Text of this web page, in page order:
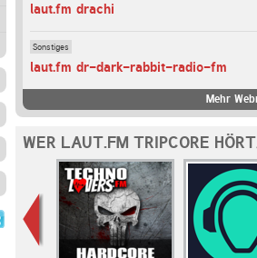
laut.fm drachi
Sonstiges
laut.fm dr-dark-rabbit-radio-fm
Mehr
WER LAUT.FM TRIPCORE